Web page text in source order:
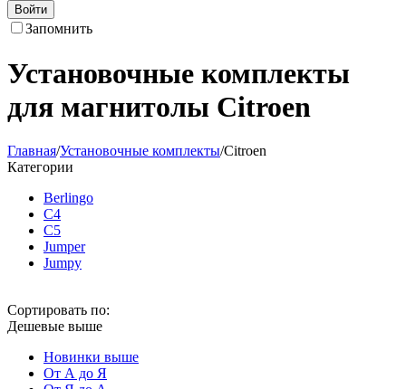
Войти
Запомнить
Установочные комплекты
для магнитолы Citroen
Главная/Установочные комплекты/Citroen
Категории
Berlingo
C4
C5
Jumper
Jumpy
Сортировать по:
Дешевые выше
Новинки выше
От А до Я